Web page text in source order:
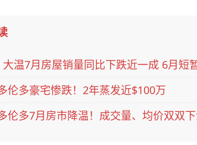
大温7月房屋销量同比下跌近一成 6月短
伦多豪宅惨跌！2年蒸发近$100万
伦多7月房市降温！成交量、均价双双